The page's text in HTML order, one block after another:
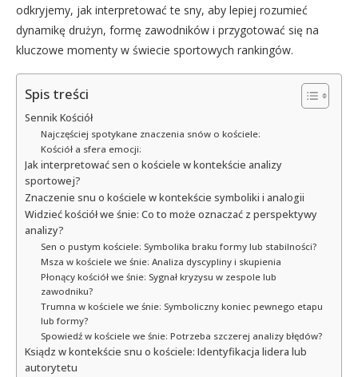
odkryjemy, jak interpretować te sny, aby lepiej rozumieć
dynamikę drużyn, formę zawodników i przygotować się na
kluczowe momenty w świecie sportowych rankingów.
Spis treści
Sennik Kościół
Najczęściej spotykane znaczenia snów o kościele:
Kościół a sfera emocji:
Jak interpretować sen o kościele w kontekście analizy
sportowej?
Znaczenie snu o kościele w kontekście symboliki i analogii
Widzieć kościół we śnie: Co to może oznaczać z perspektywy
analizy?
Sen o pustym kościele: Symbolika braku formy lub stabilności?
Msza w kościele we śnie: Analiza dyscypliny i skupienia
Płonący kościół we śnie: Sygnał kryzysu w zespole lub
zawodniku?
Trumna w kościele we śnie: Symboliczny koniec pewnego etapu
lub formy?
Spowiedź w kościele we śnie: Potrzeba szczerej analizy błędów?
Ksiądz w kontekście snu o kościele: Identyfikacja lidera lub
autorytetu